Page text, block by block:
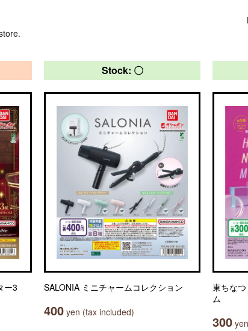
ー3
Stock: 〇
SALONIA ミニチャームコレクション
400 yen (tax included)
東ちな
ム
300